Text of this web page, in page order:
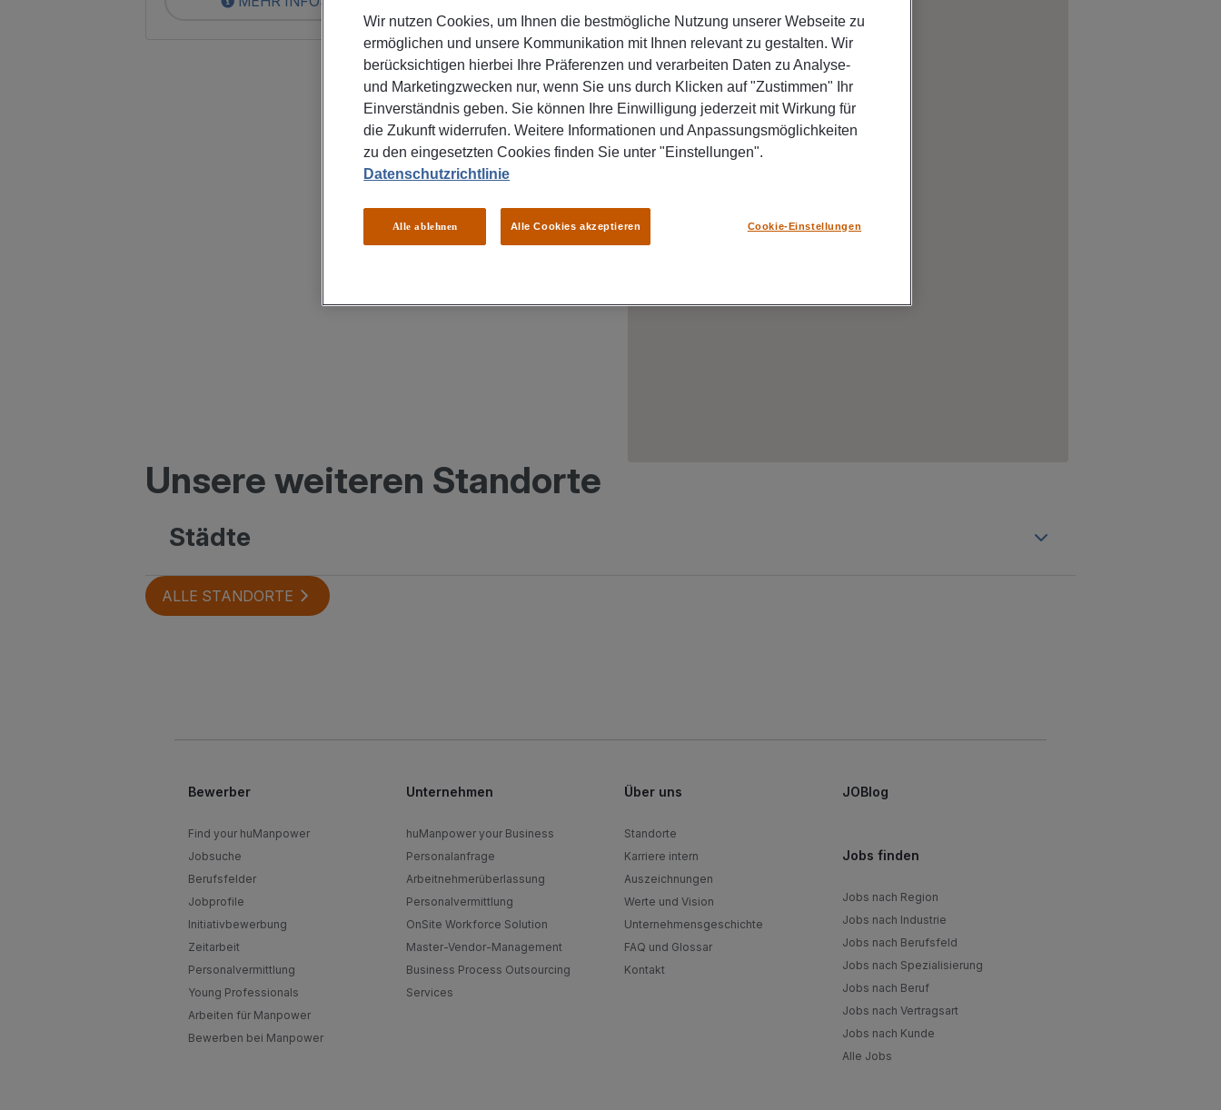
Unsere weiteren Standorte
Städte
ALLE STANDORTE
Bewerber
Find your huManpower
Jobsuche
Berufsfelder
Jobprofile
Initiativbewerbung
Zeitarbeit
Personalvermittlung
Young Professionals
Arbeiten für Manpower
Bewerben bei Manpower
Unternehmen
huManpower your Business
Personalanfrage
Arbeitnehmerüberlassung
Personalvermittlung
OnSite Workforce Solution
Master-Vendor-Management
Business Process Outsourcing
Services
Über uns
Standorte
Karriere intern
Auszeichnungen
Werte und Vision
Unternehmensgeschichte
FAQ und Glossar
Kontakt
JOBlog
Jobs finden
Jobs nach Region
Jobs nach Industrie
Jobs nach Berufsfeld
Jobs nach Spezialisierung
Jobs nach Beruf
Jobs nach Vertragsart
Jobs nach Kunde
Alle Jobs
Wir nutzen Cookies, um Ihnen die bestmögliche Nutzung unserer Webseite zu
ermöglichen und unsere Kommunikation mit Ihnen relevant zu gestalten. Wir
berücksichtigen hierbei Ihre Präferenzen und verarbeiten Daten zu Analyse-
und Marketingzwecken nur, wenn Sie uns durch Klicken auf "Zustimmen" Ihr
Einverständnis geben. Sie können Ihre Einwilligung jederzeit mit Wirkung für
die Zukunft widerrufen. Weitere Informationen und Anpassungsmöglichkeiten
zu den eingesetzten Cookies finden Sie unter "Einstellungen".
Datenschutzrichtlinie
Cookie-Einstellungen
Alle ablehnen Alle Cookies akzeptieren